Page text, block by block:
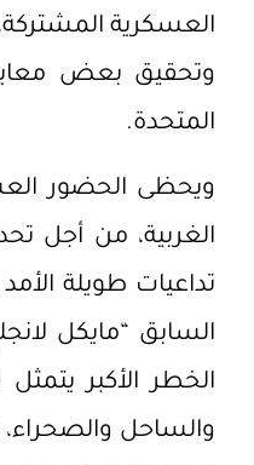
العسكرية المشتركة،
وتحقيق بعض
المتحدة.
ويحظى الحضور
الغربية، من أجل
تداعيات طويلة
السابق “مايكل
الخطر الأكبر
والساحل والصحراء،